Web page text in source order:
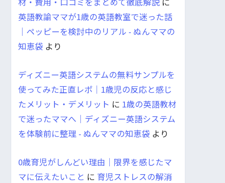
英語教諭ママが1歳の英語教室で迷った話
｜ペッピーを検討中のリアル - ぬんママの
知恵袋 より
ディズニー英語システムの無料サンプルを
使ってみた正直レポ｜1歳児の反応と感じ
たメリット・デメリット に 1歳の英語教材
で迷ったママへ｜ディズニー英語システム
を体験前に整理 - ぬんママの知恵袋 より
0歳育児がしんどい理由｜限界を感じたマ
マに伝えたいこと に 育児ストレスの解消